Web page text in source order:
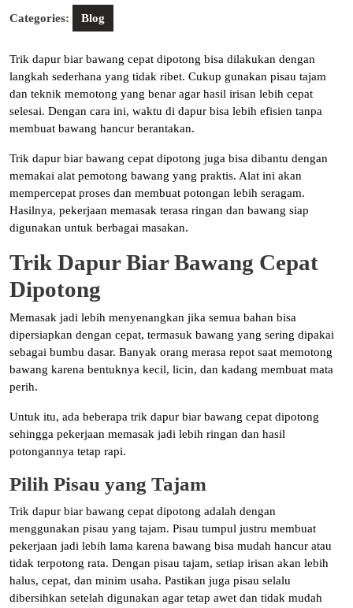
Categories: Blog
Trik dapur biar bawang cepat dipotong bisa dilakukan dengan
langkah sederhana yang tidak ribet. Cukup gunakan pisau tajam
dan teknik memotong yang benar agar hasil irisan lebih cepat
selesai. Dengan cara ini, waktu di dapur bisa lebih efisien tanpa
membuat bawang hancur berantakan.
Trik dapur biar bawang cepat dipotong juga bisa dibantu dengan
memakai alat pemotong bawang yang praktis. Alat ini akan
mempercepat proses dan membuat potongan lebih seragam.
Hasilnya, pekerjaan memasak terasa ringan dan bawang siap
digunakan untuk berbagai masakan.
Trik Dapur Biar Bawang Cepat
Dipotong
Memasak jadi lebih menyenangkan jika semua bahan bisa
dipersiapkan dengan cepat, termasuk bawang yang sering dipakai
sebagai bumbu dasar. Banyak orang merasa repot saat memotong
bawang karena bentuknya kecil, licin, dan kadang membuat mata
perih.
Untuk itu, ada beberapa trik dapur biar bawang cepat dipotong
sehingga pekerjaan memasak jadi lebih ringan dan hasil
potongannya tetap rapi.
Pilih Pisau yang Tajam
Trik dapur biar bawang cepat dipotong adalah dengan
menggunakan pisau yang tajam. Pisau tumpul justru membuat
pekerjaan jadi lebih lama karena bawang bisa mudah hancur atau
tidak terpotong rata. Dengan pisau tajam, setiap irisan akan lebih
halus, cepat, dan minim usaha. Pastikan juga pisau selalu
dibersihkan setelah digunakan agar tetap awet dan tidak mudah